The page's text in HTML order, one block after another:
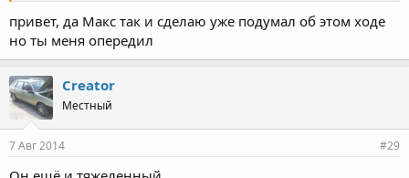
привет, да Макс так и сделаю уже подумал об этом ходе
но ты меня опередил
Creator
Местный
7 Авг 2014 #29